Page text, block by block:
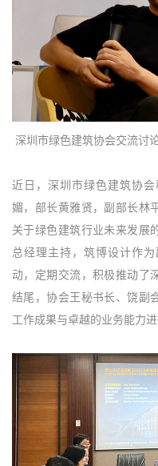
深圳市绿色建筑协会交流讨
近日，深圳市绿色建筑协
媚，部长黄雅贤，副部长林
关于绿色建筑行业未来发展
总经理主持，筑博设计作
动，定期交流，积极推动了
结尾，协会王秘书长、饶副
工作成果与卓越的业务能力进